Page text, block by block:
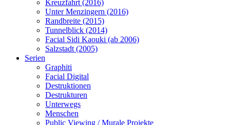
Kreuzfahrt (2016)
Unter Menzingern (2016)
Randbreite (2015)
Tunnelblick (2014)
Facial Sidi Kaouki (ab 2006)
Salzstadt (2005)
Serien
Graphiti
Facial Digital
Destruktionen
Destrukturen
Unterwegs
Menschen
Public Viewing / Murale Projekte